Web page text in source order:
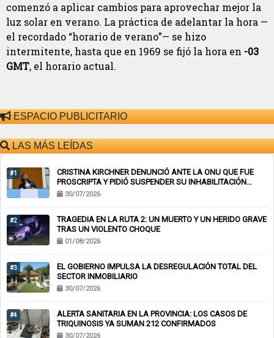
comenzó a aplicar cambios para aprovechar mejor la
luz solar en verano. La práctica de adelantar la hora —
el recordado “horario de verano”— se hizo
intermitente, hasta que en 1969 se fijó la hora en -03
GMT, el horario actual.
ESPACIO PUBLICITARIO
LAS MÁS LEÍDAS
#1
CRISTINA KIRCHNER DENUNCIÓ ANTE LA ONU QUE FUE
PROSCRIPTA Y PIDIÓ SUSPENDER SU INHABILITACIÓN
PERPETUA
30/07/2026
#2
TRAGEDIA EN LA RUTA 2: UN MUERTO Y UN HERIDO GRAVE
TRAS UN VIOLENTO CHOQUE
01/08/2026
#3
EL GOBIERNO IMPULSA LA DESREGULACIÓN TOTAL DEL
SECTOR INMOBILIARIO
30/07/2026
#4
ALERTA SANITARIA EN LA PROVINCIA: LOS CASOS DE
TRIQUINOSIS YA SUMAN 212 CONFIRMADOS
30/07/2026